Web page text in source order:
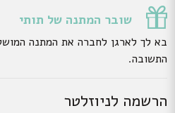
שובר המתנה של תותי
בא לך לארגן לחברה את המתנה
התשובה.
הרשמה לניוזלטר